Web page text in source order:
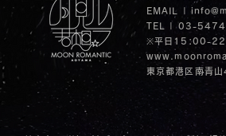
EMAIL |
TEL | 03-
※平日15:00-
東京都港区南青